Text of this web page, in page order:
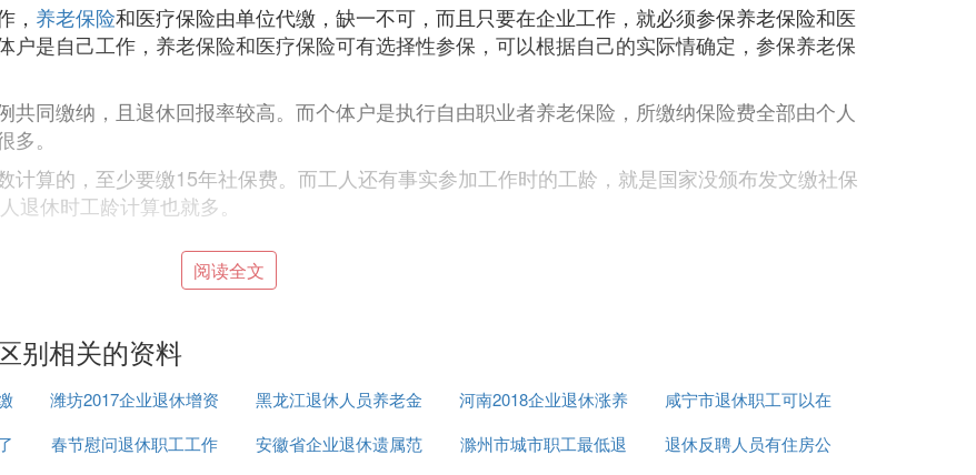
， 养老保险和医疗保险由单位代缴，缺一不可，而且只要在企业工作，就必须参保养老保险和医
户是自己工作，养老保险和医疗保险可有选择性参保，可以根据自己的实际情确定，参保养老保
同缴纳，且退休回报率较高。而个体户是执行自由职业者养老保险，所缴纳保险费全部由个人
。
计算的，至少要缴15年社保费。而工人还有事实参加工作时的工龄，就是国家没颁布发文缴社保
退休时工龄计算也就多。
与职工分摊比例来缴纳，工人工作到令后由单位直接与社保局办理退休手续，一般单位交的社保
老金普遍没有工人高。而且灵活就业人员的退休工令只限定在十五年，而工人退休工令是按实
绝对比个体户退休工令长。这样个体户不但退休后养老金差工人不少，工令就更差的多了，这
令在后续调资中也作为一项主要调资内容。除此而外，个体户还没有职工基本医保个人帐户每年
阅读全文
别相关的资料
潍坊2017企业退休增资
黑龙江退休人员养老金
上调标准
河南2018企业退休涨养
老金
咸宁市退休职工可以在
手机上年审吗
春节慰问退休职工工作
安徽省企业退休遗属范
滁州市城市职工最低退
退休反聘人员有住房公